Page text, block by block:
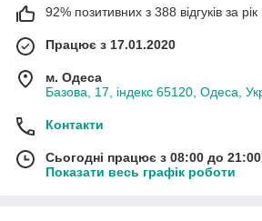
92% позитивних з 388 відгуків за рік
Працює з 17.01.2020
м. Одеса
Базова, 17, індекс 65120, Одеса,
Контакти
Сьогодні працює з 08:00 до 21:00
Показати весь графік роботи